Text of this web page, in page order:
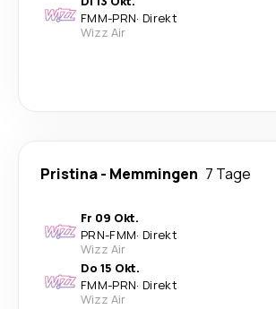
FMM-PRN· Direkt
Wizz Air
Pristina- Memmingen 7 Tage
Fr 09 Okt.
PRN-FMM· Direkt
Wizz Air
Do 15 Okt.
FMM-PRN· Direkt
Wizz Air